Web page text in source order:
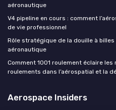
aéronautique
V4 pipeline en cours : comment
de vie professionnel
Rôle stratégique de la douille à
aéronautique
Comment 1001 roulement éclaire
roulements dans l’aérospatial et la
Aerospace Insiders